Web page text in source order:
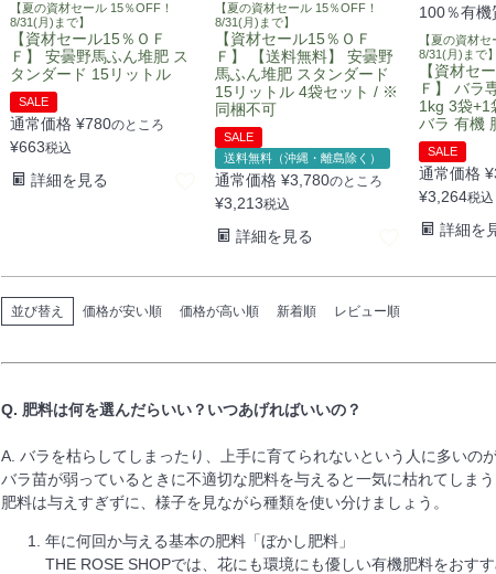
【夏の資材セール 15％OFF！
8/31(月)まで】
【資材セール15％ＯＦ
Ｆ】 安曇野馬ふん堆肥 ス
タンダード 15リットル
SALE
通常価格 ¥780のところ
¥663税込
詳細を見る
【夏の資材セール 15％OFF！
8/31(月)まで】
【資材セール15％ＯＦ
Ｆ】 【送料無料】 安曇野
馬ふん堆肥 スタンダード
15リットル 4袋セット / ※
同梱不可
SALE
送料無料（沖縄・離島除く）
通常価格 ¥3,780のところ
¥3,213税込
詳細を見る
100％有機
【夏の資材
8/31(月)まで】
【資材セ
Ｆ】 バラ
1kg 3袋+1
バラ 有機
SALE
通常価格 ¥
¥3,264税込
詳細を
並び替え 価格が安い順 価格が高い順 新着順 レビュー順
Q. 肥料は何を選んだらいい？いつあげればいいの？
A. バラを枯らしてしまったり、上手に育てられないという人に多いの
バラ苗が弱っているときに不適切な肥料を与えると一気に枯れてしまう
肥料は与えすぎずに、様子を見ながら種類を使い分けましょう。
年に何回か与える基本の肥料「ぼかし肥料」
THE ROSE SHOPでは、花にも環境にも優しい有機肥料をおすす